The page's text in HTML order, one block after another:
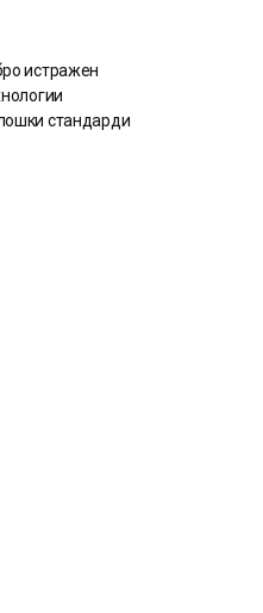
истражен
стандарди